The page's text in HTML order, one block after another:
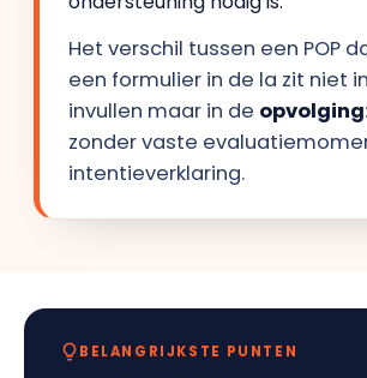
Het verschil tussen een POP
een formulier in de la zit niet
invullen maar in de opvolging
zonder vaste
intentieverklaring.
BELANGRIJKSTE PUNTEN